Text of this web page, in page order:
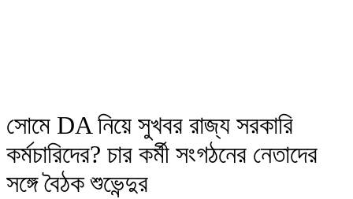
সোমে DA নিয়ে সুখবর রাজ্য সরকারি
কর্মচারিদের? চার কর্মী সংগঠনের নেতাদের
সঙ্গে বৈঠক শুভেন্দুর